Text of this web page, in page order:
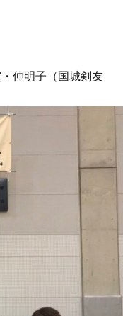
仲明子（国城剣友